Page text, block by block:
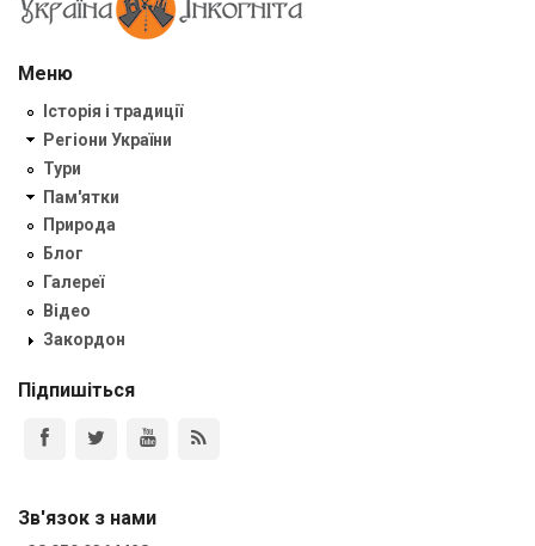
Меню
Історія і традиції
Регіони України
Тури
Пам'ятки
Природа
Блог
Галереї
Відео
Закордон
Підпишіться
Зв'язок з нами